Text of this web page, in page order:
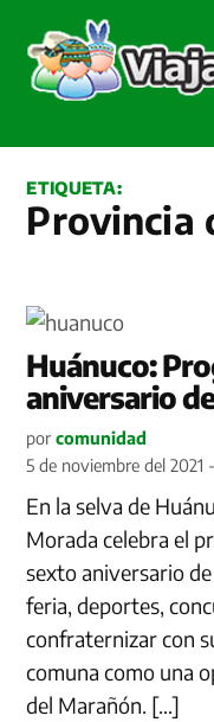
contenido
ETIQUETA:
Huánuco:
aniversario
por comunidad
5 de noviembre del 2021
En la selva de
Morada celebra el
sexto aniversario
feria, deportes,
confraternizar con
comuna como una
del Marañón. […]